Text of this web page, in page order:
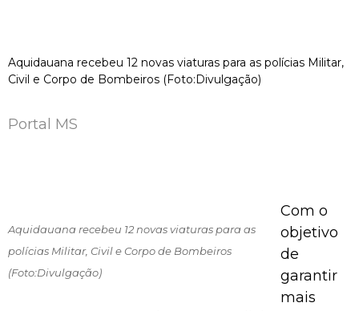
Aquidauana recebeu 12 novas viaturas para as polícias Militar,
Civil e Corpo de Bombeiros (Foto:Divulgação)
Portal MS
Aquidauana recebeu 12 novas viaturas para as
polícias Militar, Civil e Corpo de Bombeiros
(Foto:Divulgação)
Com o
objetivo
de
garantir
mais